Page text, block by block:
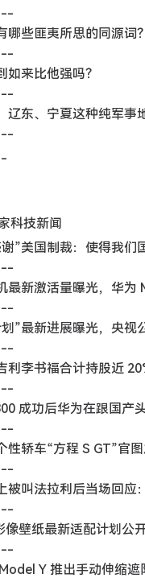
些匪夷所思的同源词？
来比他强吗？
辽东、宁夏这种纯军事
科技新闻
”美国制裁：使得我
最新激活量曝光，华为
”最新进展曝光，央视
利李书福合计持股近
成功后华为在跟国
性轿车“方程 S GT”官
被叫法拉利后当场回应
像壁纸最新适配计划公
Y 推出手动伸缩